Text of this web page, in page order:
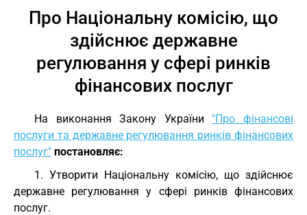
Про Національну комісію, що
здійснює державне
регулювання у сфері ринків
фінансових послуг
На виконання Закону України "Про фінансові
послуги та державне регулювання ринків фінансових
послуг" постановляє:
1. Утворити Національну комісію, що здійснює
державне регулювання у сфері ринків фінансових
послуг.